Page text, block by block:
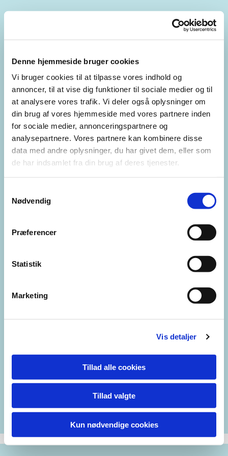
Denne hjemmeside bruger cookies
Vi bruger cookies til at tilpasse vores indhold og
annoncer, til at vise dig funktioner til sociale medier og til
at analysere vores trafik. Vi deler også oplysninger om
din brug af vores hjemmeside med vores partnere inden
for sociale medier, annonceringspartnere og
analysepartnere. Vores partnere kan kombinere disse
data med andre oplysninger, du har givet dem, eller som
de har indsamlet fra din brug af deres tjenester.
Nødvendig
Præferencer
Statistik
Marketing
Vis detaljer
Tillad alle cookies
Tillad valgte
Kun nødvendige cookies